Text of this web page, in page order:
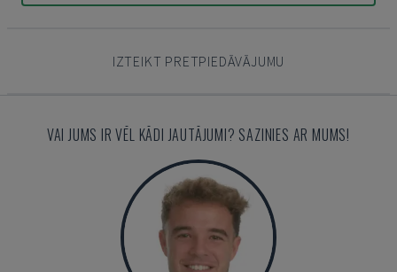
IZTEIKT PRETPIEDĀVĀJUMU
VAI JUMS IR VĒL KĀDI JAUTĀJUMI? SAZINIES AR MUMS!